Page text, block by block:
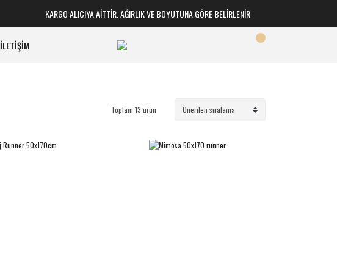
KARGO ALICIYA AİTTİR. AĞIRLIK VE BOYUTUNA GÖRE BELİRLENİR
İLETİŞİM
Toplam 13 ürün